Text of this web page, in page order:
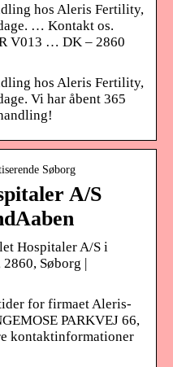
hos Aleris Fertility,
… Kontakt os.
V013 … DK – 2860
hos Aleris Fertility,
Vi har åbent 365
Søborg
A/S
Hospitaler A/S i
Søborg |
for firmaet Aleris-
PARKVEJ 66,
kontaktinformationer